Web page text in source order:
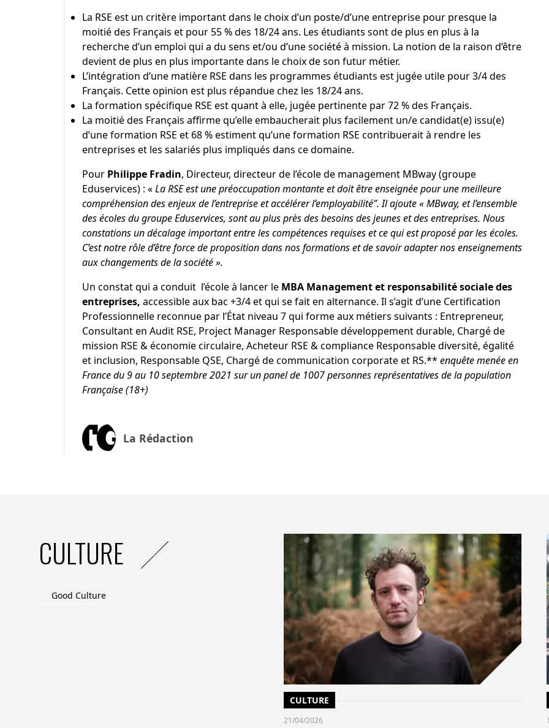
La RSE est un critère important dans le choix d’un poste/d’une entreprise pour presque la
moitié des Français et pour 55 % des 18/24 ans. Les étudiants sont de plus en plus à la
recherche d’un emploi qui a du sens et/ou d’une société à mission. La notion de la raison d’être
devient de plus en plus importante dans le choix de son futur métier.
L’intégration d’une matière RSE dans les programmes étudiants est jugée utile pour 3/4 des
Français. Cette opinion est plus répandue chez les 18/24 ans.
La formation spécifique RSE est quant à elle, jugée pertinente par 72 % des Français.
La moitié des Français affirme qu’elle embaucherait plus facilement un/e candidat(e) issu(e)
d’une formation RSE et 68 % estiment qu’une formation RSE contribuerait à rendre les
entreprises et les salariés plus impliqués dans ce domaine.
Pour Philippe Fradin, Directeur, directeur de l’école de management MBway(groupe
Eduservices) : «La RSE est une préoccupation montante et doit être enseignée pour une meilleure
compréhension des enjeux de l’entreprise et accélérer l’employabilité”. Il ajoute « MBway, et l’ensemble
des écoles du groupe Eduservices, sont au plus près des besoins des jeunes et des entreprises. Nous
constations un décalage important entre les compétences requises et ce qui est proposé par les écoles.
C’est notre rôle d’être force de proposition dans nos formations et de savoir adapter nos enseignements
aux changements de la société ».
Un constat qui a conduit l’école à lancer le MBA Management et responsabilité sociale des
entreprises, accessible aux bac +3/4 et qui se fait en alternance. Il s’agit d’une Certification
Professionnelle reconnue par l’État niveau 7 qui forme aux métiers suivants : Entrepreneur,
Consultant en Audit RSE, Project Manager Responsable développement durable, Chargé de
mission RSE & économie circulaire, Acheteur RSE & compliance Responsable diversité, égalité
et inclusion, Responsable QSE, Chargé de communication corporate et RS.** enquête menée en
France du 9 au 10 septembre 2021 sur un panel de 1007 personnes représentatives de la population
Française (18+)
La Rédaction
CULTURE
Good Culture
CULTURE
21/04/2026